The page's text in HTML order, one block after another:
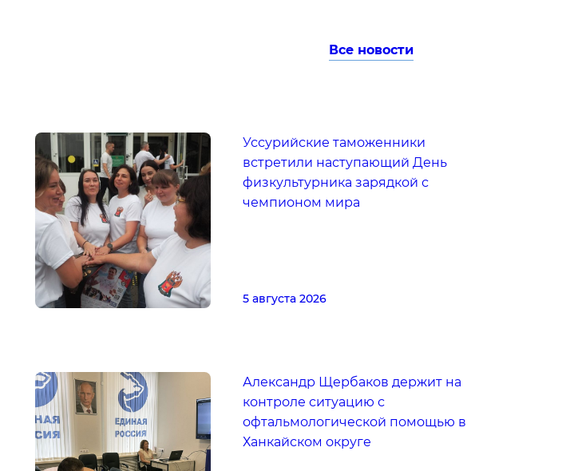
Все новости
Уссурийские таможенники
встретили наступающий День
физкультурника зарядкой с
чемпионом мира
5 августа 2026
Александр Щербаков держит на
контроле ситуацию с
офтальмологической помощью в
Ханкайском округе